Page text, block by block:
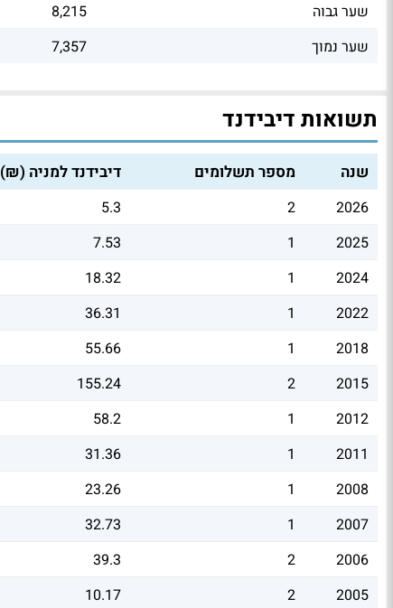
שער גבוה
8,215
שער נמוך
7,357
תשואות דיבידנד
שנה מספר תשלומים דיבידנד למניה (₪)
2026
2
5.3
2025
1
7.53
2024
1
18.32
2022
1
36.31
2018
1
55.66
2015
2
155.24
2012
1
58.2
2011
1
31.36
2008
1
23.26
2007
1
32.73
2006
2
39.3
2005
2
10.17